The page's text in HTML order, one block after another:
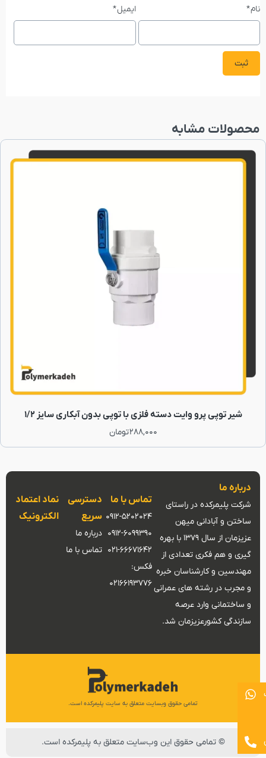
نام* ایمیل*
محصولات مشابه
شیر توپی پرو وایت دسته فلزی با توپی بدون آبکاری سایز 1/2
288,000تومان
درباره ما
شرکت پلیمرکده در راستای
ساختن و آبادانی میهن
عزیزمان از سال 1379 با بهره
گیری و هم فکری تعدادی از
مهندسین و کارشناسان خبره
و مجرب در رشته های عمرانی
و ساختمانی وارد عرصه
سازندگی کشورعزیزمان شد.
تماس با ما
0912-5202024
0912-6099390
021-66671642
فکس:
02166193776
دسترسی
سریع
درباره ما
تماس با ما
نماد اعتماد
الکترونیک
تمامی حقوق وبسایت متعلق به سایت پلیمرکده است.
© تمامی حقوق این وب‌سایت متعلق به پلیمرکده است.